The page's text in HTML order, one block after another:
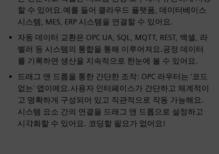
할 수 있어요.예를 들어 클라우드 플랫폼, 데이터베이스
시스템, MES, ERP 시스템을 연결할 수 있어요.
자동 데이터 교환은 OPC UA, SQL, MQTT, REST, 엑셀, 라
벨러 등 시스템의 통합을 통해 이루어져요.공정 데이터
를 기록하면 생산을 지속적으로 한눈에 볼 수 있어요.
드래그 앤 드롭을 통한 간단한 조작: OPC 라우터는 '코드
없는' 앱이에요.사용자 인터페이스가 간단하고 체계적이
고 명확하게 구성되어 있고 직관적으로 작동 가능해요.
시스템 요소 간의 연결을 드래그 앤 드롭으로 설정하고
시각화할 수 있어요. 코딩할 필요가 없어요!